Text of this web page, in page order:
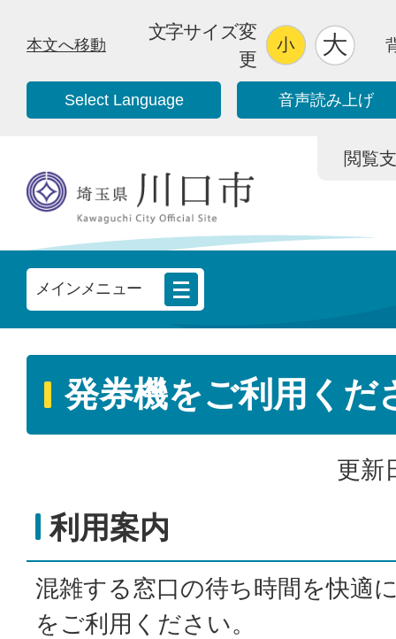
本文へ移動
文字サイズ変
更
Select Language 音声読み上げ
閲覧
メインメニュー
発券機をご利用くだ
更新
利用案内
混雑する窓口の待ち時間を快適
をご利用ください。